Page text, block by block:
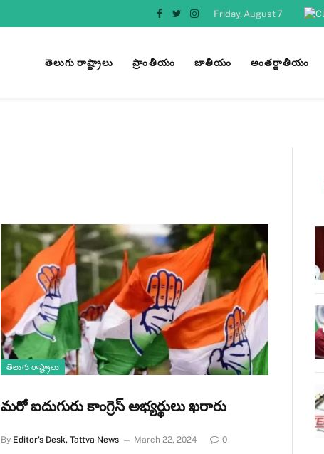
Facebook
TwitterInstagram
Friday, August 7
తెలుగు రాష్ట్రాలు ప్రాంతీయం జాతీయం అంతర్జాతీయం
తెలుగు రాష్ట్రాలు
మరో ఐదుగురు కాంగ్రెస్ అభ్యర్థులు ఖరారు
By Editor's Desk, Tattva News March 22, 2024 0